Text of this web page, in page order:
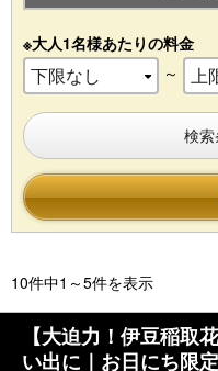
※大人1名様あたりの料金
～
検
10件中1～5件を表示
【大迫力！伊豆稲取
い出に｜お日にち限